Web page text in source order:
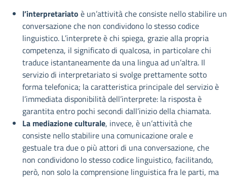
l’interpretariato è un’attività che consiste nello stabilire
conversazione che non condividono lo stesso codice
linguistico. L’interprete è chi spiega, grazie alla propria
competenza, il significato di qualcosa, in particolare chi
traduce istantaneamente da una lingua ad un’altra. Il
servizio di interpretariato si svolge prettamente sotto
forma telefonica; la caratteristica principale del servizio è
l’immediata disponibilità dell’interprete: la risposta è
garantita entro pochi secondi dall’inizio della chiamata.
La mediazione culturale, invece, è un’attività che
consiste nello stabilire una comunicazione orale e
gestuale tra due o più attori di una conversazione, che
non condividono lo stesso codice linguistico, facilitando,
però, non solo la comprensione linguistica fra le parti, ma